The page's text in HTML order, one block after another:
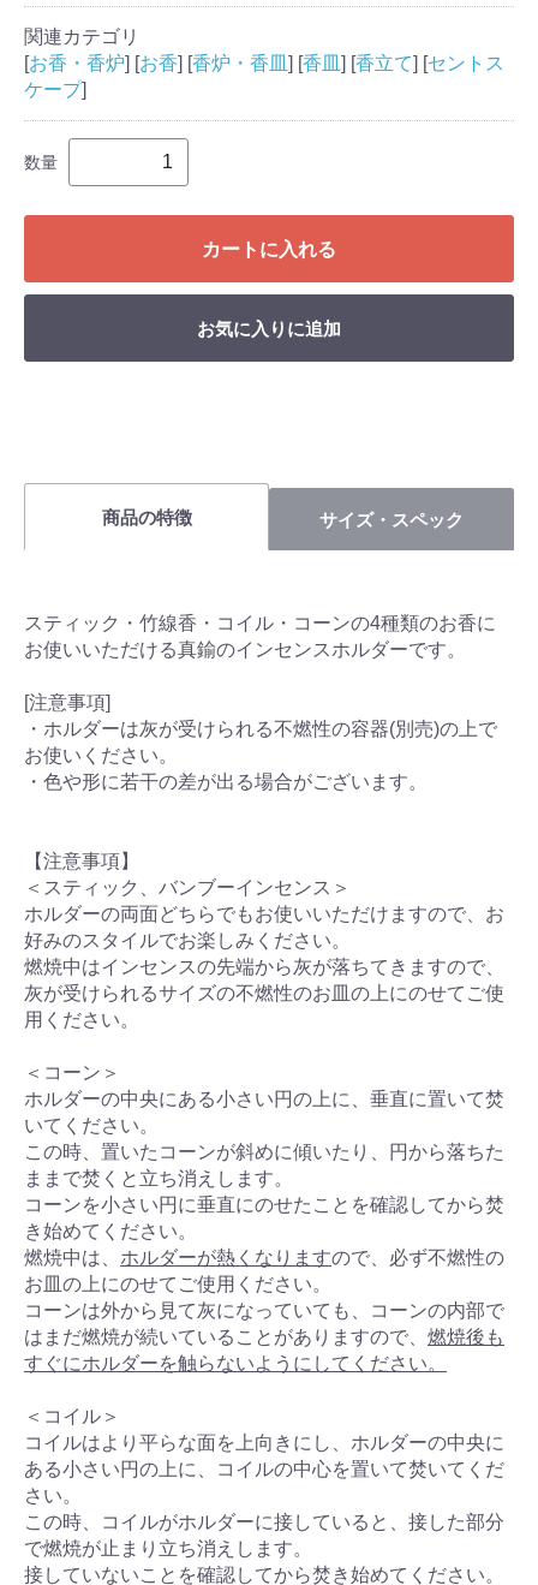
関連カテゴリ
[お香・香炉] [お香] [香炉・香皿 ] [香皿 ] [香立て] [セントス
ケープ]
数量
カートに入れる
お気に入りに追加
商品の特徴 サイズ・スペック
スティック・竹線香・コイル・コーンの4種類のお香に
お使いいただける真鍮のインセンスホルダーです。
[注意事項]
・ホルダーは灰が受けられる不燃性の容器(別売)の上で
お使いください。
・色や形に若干の差が出る場合がございます。
【注意事項】
＜スティック、バンブーインセンス＞
ホルダーの両面どちらでもお使いいただけますので、お
好みのスタイルでお楽しみください。
燃焼中はインセンスの先端から灰が落ちてきますので、
灰が受けられるサイズの不燃性のお皿の上にのせてご使
用ください。
＜コーン＞
ホルダーの中央にある小さい円の上に、垂直に置いて焚
いてください。
この時、置いたコーンが斜めに傾いたり、円から落ちた
ままで焚くと立ち消えします。
コーンを小さい円に垂直にのせたことを確認してから焚
き始めてください。
燃焼中は、 ホルダーが熱くなりますので、必ず不燃性の
お皿の上にのせてご使用ください。
コーンは外から見て灰になっていても、コーンの内部で
はまだ燃焼が続いていることがありますので、 燃焼後も
すぐにホルダーを触らないようにしてください。
＜コイル＞
コイルはより平らな面を上向きにし、ホルダーの中央に
ある小さい円の上に、コイルの中心を置いて焚いてくだ
さい。
この時、コイルがホルダーに接していると、接した部分
で燃焼が止まり立ち消えします。
接していないことを確認してから焚き始めてください。